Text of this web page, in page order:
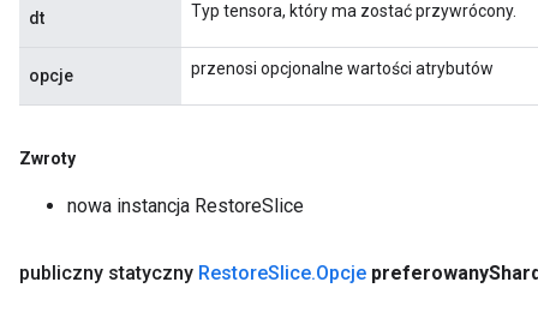
dt Typ tensora, który ma zostać przywrócony.
opcje przenosi opcjonalne wartości atrybutów
Zwroty
nowa instancja RestoreSlice
publiczny statyczny RestoreSlice.Opcje preferowany